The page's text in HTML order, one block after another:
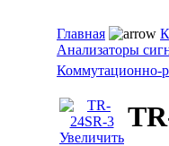
Главная
Анализаторы
Коммутационно-
Увеличить